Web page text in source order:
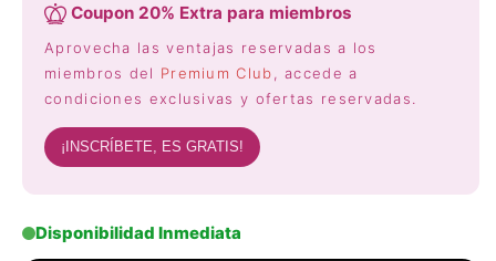
Coupon 20% Extra para miembros
Aprovecha las ventajas reservadas a los
miembros del Premium Club, accede a
condiciones exclusivas y ofertas reservadas.
¡INSCRÍBETE, ES GRATIS!
Disponibilidad Inmediata